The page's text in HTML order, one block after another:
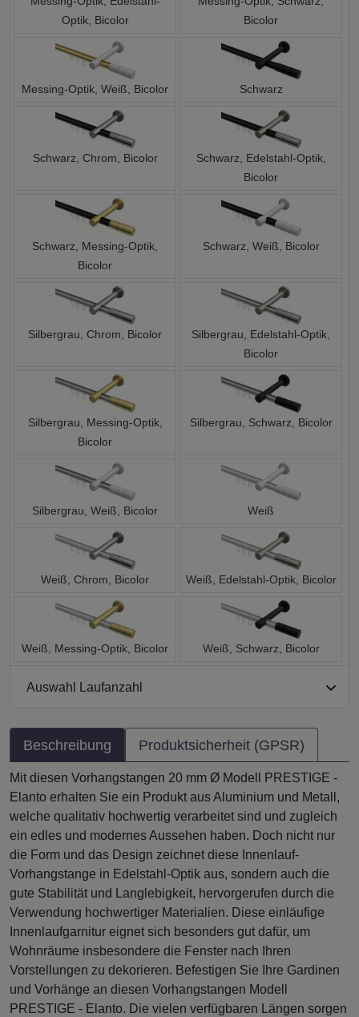
Optik, Bicolor
Bicolor
Messing-Optik, Weiß, Bicolor Schwarz
Schwarz, Chrom, Bicolor
Schwarz, Edelstahl-Optik,
Bicolor
Schwarz, Messing-Optik,
Bicolor
Schwarz, Weiß, Bicolor
Silbergrau, Chrom, Bicolor
Silbergrau, Edelstahl-Optik,
Bicolor
Silbergrau, Messing-Optik,
Bicolor
Silbergrau, Schwarz, Bicolor
Silbergrau, Weiß, Bicolor Weiß
Weiß, Chrom, Bicolor Weiß, Edelstahl-Optik, Bicolor
Weiß, Messing-Optik, Bicolor Weiß, Schwarz, Bicolor
Auswahl Laufanzahl
Beschreibung Produktsicherheit (GPSR)
Mit diesen Vorhangstangen 20 mm Ø Modell PRESTIGE -
Elanto erhalten Sie ein Produkt aus Aluminium und Metall,
welche qualitativ hochwertig verarbeitet sind und zugleich
ein edles und modernes Aussehen haben. Doch nicht nur
die Form und das Design zeichnet diese Innenlauf-
Vorhangstange in Edelstahl-Optik aus, sondern auch die
gute Stabilität und Langlebigkeit, hervorgerufen durch die
Verwendung hochwertiger Materialien. Diese einläufige
Innenlaufgarnitur eignet sich besonders gut dafür, um
Wohnräume insbesondere die Fenster nach Ihren
Vorstellungen zu dekorieren. Befestigen Sie Ihre Gardinen
und Vorhänge an diesen Vorhangstangen Modell
PRESTIGE - Elanto. Die vielen verfügbaren Längen sorgen